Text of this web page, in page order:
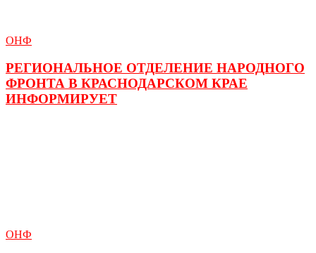
ОНФ
РЕГИОНАЛЬНОЕ ОТДЕЛЕНИЕ НАРОДНОГО
ФРОНТА В КРАСНОДАРСКОМ КРАЕ
ИНФОРМИРУЕТ
ОНФ